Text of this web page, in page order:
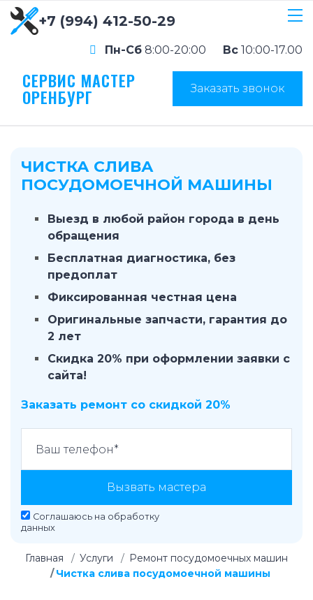
+7 (994) 412-50-29
Пн-Сб 8:00-20:00 Вс 10:00-17.00
СЕРВИС МАСТЕР
ОРЕНБУРГ Заказать звонок
ЧИСТКА СЛИВА
ПОСУДОМОЕЧНОЙ МАШИНЫ
Выезд в любой район города в день
обращения
Бесплатная диагностика, без
предоплат
Фиксированная честная цена
Оригинальные запчасти, гарантия до
2 лет
Скидка 20% при оформлении заявки с
сайта!
Заказать ремонт со скидкой 20%
Вызвать мастера
Соглашаюсь на обработку
данных
Главная Услуги
Ремонт посудомоечных машин
Чистка слива посудомоечной машины